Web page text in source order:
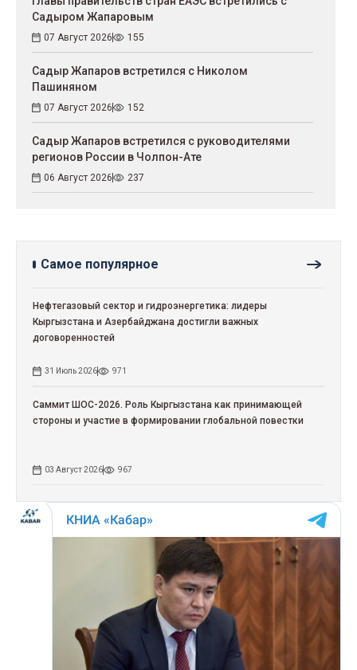
Садыром Жапаровым
07 Август 2026 155
Садыр Жапаров встретился с Николом
Пашиняном
07 Август 2026 152
Садыр Жапаров встретился с руководителями
регионов России в Чолпон-Ате
06 Август 2026 237
Самое популярное
Нефтегазовый сектор и гидроэнергетика: лидеры
Кыргызстана и Азербайджана достигли важных
договоренностей
31 Июль 2026 971
Саммит ШОС-2026. Роль Кыргызстана как принимающей
стороны и участие в формировании глобальной повестки
03 Август 2026 967